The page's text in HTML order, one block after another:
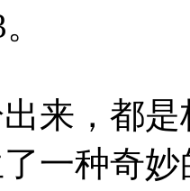
来，都
一种奇